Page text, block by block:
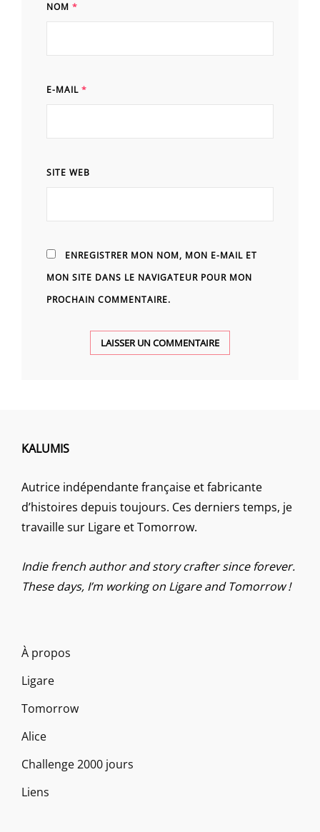
NOM *
E-MAIL *
SITE WEB
ENREGISTRER MON NOM, MON E-MAIL ET
MON SITE DANS LE NAVIGATEUR POUR MON
PROCHAIN COMMENTAIRE.
KALUMIS
Autrice indépendante française et fabricante
d’histoires depuis toujours. Ces derniers temps, je
travaille sur Ligare et Tomorrow.
Indie french author and story crafter since forever.
These days, I’m working on Ligare and Tomorrow !
À propos
Ligare
Tomorrow
Alice
Challenge 2000 jours
Liens